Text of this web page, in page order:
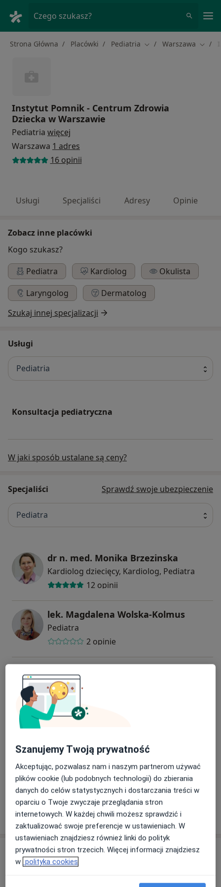
Czego szukasz?
Strona Główna Placówki Pediatria Zmień miasto
Warszawa
Instytut Pomnik - Centrum Zdrowia
Dziecka w Warszawie
Pediatria więcej
Warszawa 1 adres
16 opinii
Usługi Specjaliści Adresy Opinie
Zobacz inne placówki
Kogo szukasz?
Pediatra
Kardiolog
Okulista
Laryngolog
Dermatolog
Szukaj innej specjalizacji
Usługi
Pediatria
Konsultacja pediatryczna
W jaki sposób ustalane są ceny?
Specjaliści Sprawdź swoje ubezpieczenie
Pediatra
dr n. med. Monika Brzezinska
Kardiolog dziecięcy, Kardiolog, Pediatra
12 opinii
lek. Magdalena Wolska-Kolmus
Pediatra
2 opinie
1 opinia
lek. Magdalena Rakowska
Pediatra
24 opinie
Adres
Szanujemy Twoją prywatność
Akceptując, pozwalasz nam i naszym partnerom używać
plików cookie (lub podobnych technologii) do zbierania
danych do celów statystycznych i dostarczania treści w
oparciu o Twoje zwyczaje przeglądania stron
internetowych. W każdej chwili możesz sprawdzić i
zaktualizować swoje preferencje w ustawieniach. W
ustawieniach znajdziesz również linki do polityk
prywatności stron trzecich. Więcej informacji znajdziesz
w polityka cookies